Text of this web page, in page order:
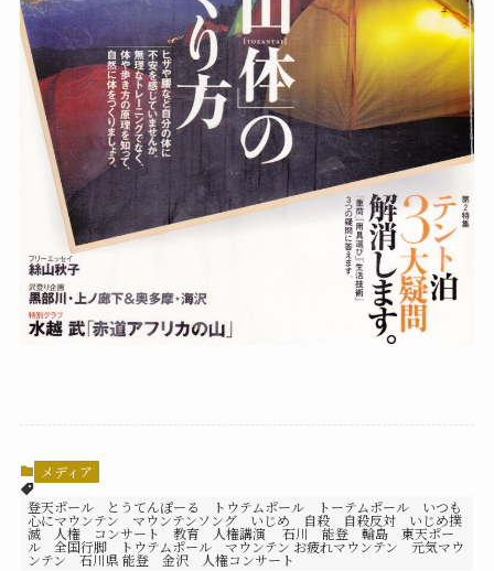
メディア
登天ポール とうてんぽーる トウテムポール トーテムポール いつも
心にマウンテン マウンテンソング いじめ 自殺 自殺反対 いじめ撲
滅 人権 コンサート 教育 人権講演 石川 能登 輪島 東天ポー
ル 全国行脚 トウテムポール マウンテン お疲れマウンテン 元気マウ
ンテン 石川県 能登 金沢 人権コンサート